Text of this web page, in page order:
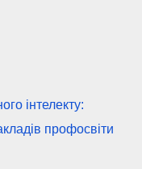
інтелекту:
профосвіти